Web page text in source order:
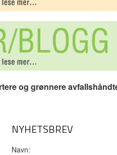
og grønnere
NYHETSBREV
Navn: